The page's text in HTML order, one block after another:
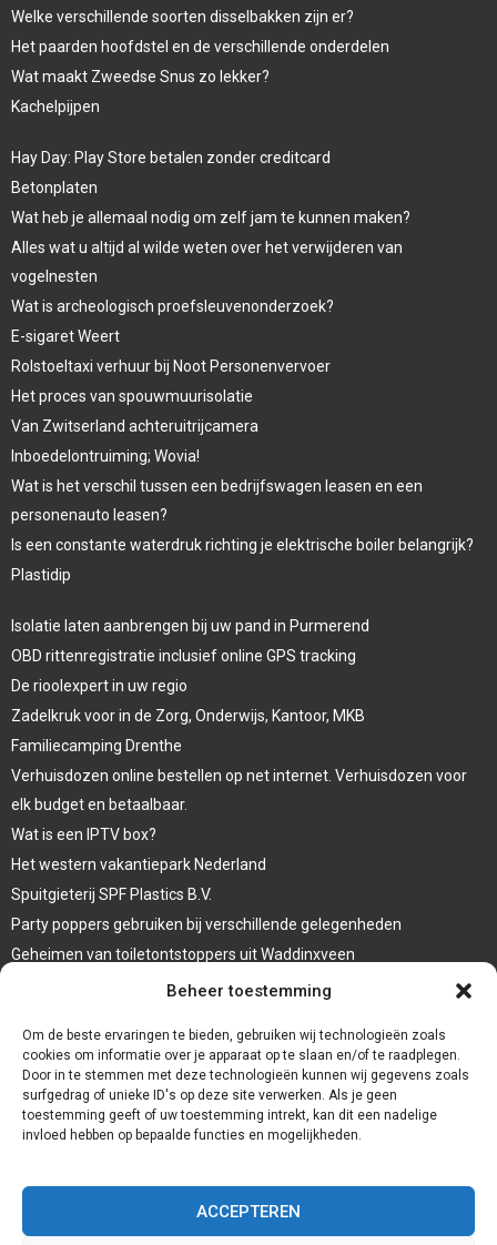
Beheer toestemming
Om de beste ervaringen te bieden, gebruiken wij technologieën zoals
cookies om informatie over je apparaat op te slaan en/of te raadplegen.
Door in te stemmen met deze technologieën kunnen wij gegevens zoals
surfgedrag of unieke ID's op deze site verwerken. Als je geen
toestemming geeft of uw toestemming intrekt, kan dit een nadelige
invloed hebben op bepaalde functies en mogelijkheden.
ACCEPTEREN
Welke verschillende soorten disselbakken zijn er?
Het paarden hoofdstel en de verschillende onderdelen
Wat maakt Zweedse Snus zo lekker?
Kachelpijpen
Hay Day: Play Store betalen zonder creditcard
Betonplaten
Wat heb je allemaal nodig om zelf jam te kunnen maken?
Alles wat u altijd al wilde weten over het verwijderen van
vogelnesten
Wat is archeologisch proefsleuvenonderzoek?
E-sigaret Weert
Rolstoeltaxi verhuur bij Noot Personenvervoer
Het proces van spouwmuurisolatie
Van Zwitserland achteruitrijcamera
Inboedelontruiming; Wovia!
Wat is het verschil tussen een bedrijfswagen leasen en een
personenauto leasen?
Is een constante waterdruk richting je elektrische boiler belangrijk?
Plastidip
Isolatie laten aanbrengen bij uw pand in Purmerend
OBD rittenregistratie inclusief online GPS tracking
De rioolexpert in uw regio
Zadelkruk voor in de Zorg, Onderwijs, Kantoor, MKB
Familiecamping Drenthe
Verhuisdozen online bestellen op net internet. Verhuisdozen voor
elk budget en betaalbaar.
Wat is een IPTV box?
Het western vakantiepark Nederland
Spuitgieterij SPF Plastics B.V.
Party poppers gebruiken bij verschillende gelegenheden
Geheimen van toiletontstoppers uit Waddinxveen
Vormen van terrasaankleding